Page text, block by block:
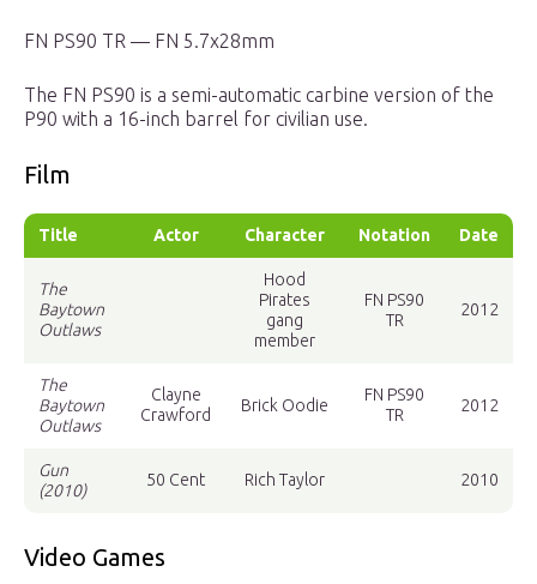
FN PS90 TR — FN 5.7x28mm
The FN PS90 is a semi-automatic carbine version of the
P90 with a 16-inch barrel for civilian use.
Film
Title Actor Character Notation Date
The
Baytown
Outlaws
Hood
Pirates
gang
member
FN PS90
TR
2012
The
Baytown
Outlaws
Clayne
Crawford
Brick Oodie
FN PS90
TR
2012
Gun
(2010)
50 Cent Rich Taylor 2010
Video Games